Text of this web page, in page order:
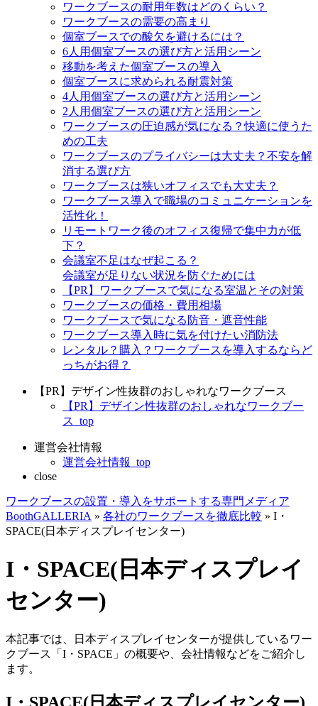
ワークブースの耐用年数はどのくらい？
ワークブースの需要の高まり
個室ブースでの酸欠を避けるには？
6人用個室ブースの選び方と活用シーン
移動を考えた個室ブースの導入
個室ブースに求められる耐震対策
4人用個室ブースの選び方と活用シーン
2人用個室ブースの選び方と活用シーン
ワークブースの圧迫感が気になる？快適に使うた
めの工夫
ワークブースのプライバシーは大丈夫？不安を解
消する選び方
ワークブースは狭いオフィスでも大丈夫？
ワークブース導入で職場のコミュニケーションを
活性化！
リモートワーク後のオフィス復帰で集中力が低
下？
会議室不足はなぜ起こる？
会議室が足りない状況を防ぐためには
【PR】ワークブースで気になる室温とその対策
ワークブースの価格・費用相場
ワークブースで気になる防音・遮音性能
ワークブース導入時に気を付けたい消防法
レンタル？購入？ワークブースを導入するならど
っちがお得？
【PR】デザイン性抜群のおしゃれなワークブース
【PR】デザイン性抜群のおしゃれなワークブー
ス_top
運営会社情報
運営会社情報_top
close
ワークブースの設置・導入をサポートする専門メディア
BoothGALLERIA » 各社のワークブースを徹底比較 » I・
SPACE(日本ディスプレイセンター)
I・SPACE(日本ディスプレイ
センター)
本記事では、日本ディスプレイセンターが提供しているワー
クブース「I・SPACE」の概要や、会社情報などをご紹介し
ます。
I・SPACE(日本ディスプレイセンター)